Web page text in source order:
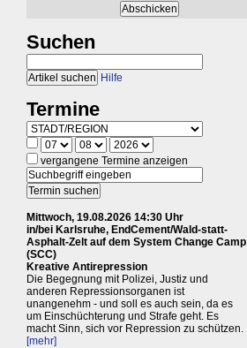
Suchen
Hilfe
Termine
vergangene Termine anzeigen
Mittwoch, 19.08.2026 14:30 Uhr
in/bei Karlsruhe, EndCement/Wald-statt-
Asphalt-Zelt auf dem System Change Camp
(SCC)
Kreative Antirepression
Die Begegnung mit Polizei, Justiz und
anderen Repressionsorganen ist
unangenehm - und soll es auch sein, da es
um Einschüchterung und Strafe geht. Es
macht Sinn, sich vor Repression zu schützen.
[mehr]